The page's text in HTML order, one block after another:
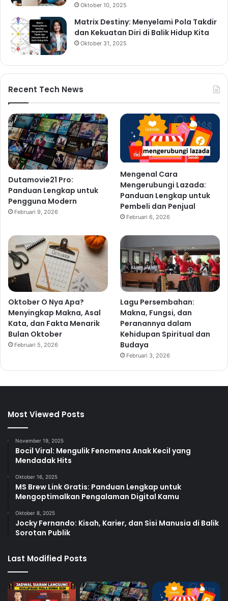
Oktober 10, 2025
Matrix Destiny: Menyelami Pola Takdir
dan Kekuatan Diri di Balik Hidup Kita
Oktober 31, 2025
Recent Tech News
Dutamovie21 Pro:
Panduan Lengkap untuk
Pengguna Modern
Februari 9, 2026
Mengenal Cara
Mengerubungi Lazada:
Panduan Lengkap untuk
Pembeli dan Penjual
Februari 6, 2026
Oktober O Nya Apa?
Menyingkap Makna, Asal
Kata, dan Fakta Menarik
Bulan Oktober
Februari 5, 2026
Lagu Persembahan:
Makna, Fungsi, dan
Peranannya dalam
Kehidupan Spiritual dan
Budaya
Februari 3, 2026
Most Viewed Posts
November 19, 2025
Bocil Viral: Mengulik Fenomena Anak Kecil yang
Mendadak Hits
Oktober 16, 2025
MS Brew Link Gratis: Panduan Lengkap untuk
Mengoptimalkan Pengalaman Digital Kamu
Oktober 8, 2025
Jocky Fernando: Kisah, Karier, dan Sisi Manusia di Balik
Sorotan Publik
Last Modified Posts